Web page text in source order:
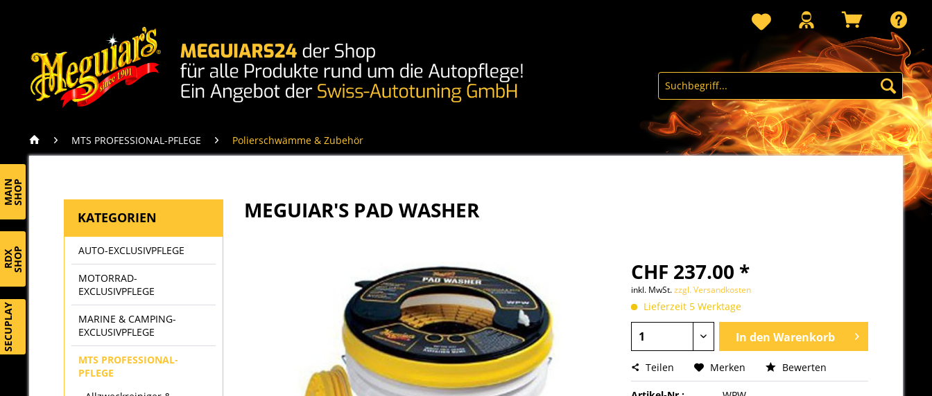
MAINSHOP
RDXSHOP
SECUPLAY
MTS PROFESSIONAL-PFLEGE Polierschwämme & Zubehör
KATEGORIEN
AUTO-EXCLUSIVPFLEGE
MOTORRAD-
EXCLUSIVPFLEGE
MARINE & CAMPING-
EXCLUSIVPFLEGE
MTS PROFESSIONAL-
PFLEGE
MEGUIAR'S PAD WASHER
CHF 237.00 *
inkl. MwSt.zzgl. Versandkosten
Lieferzeit 5 Werktage
In den Warenkorb
Teilen Merken Bewerten